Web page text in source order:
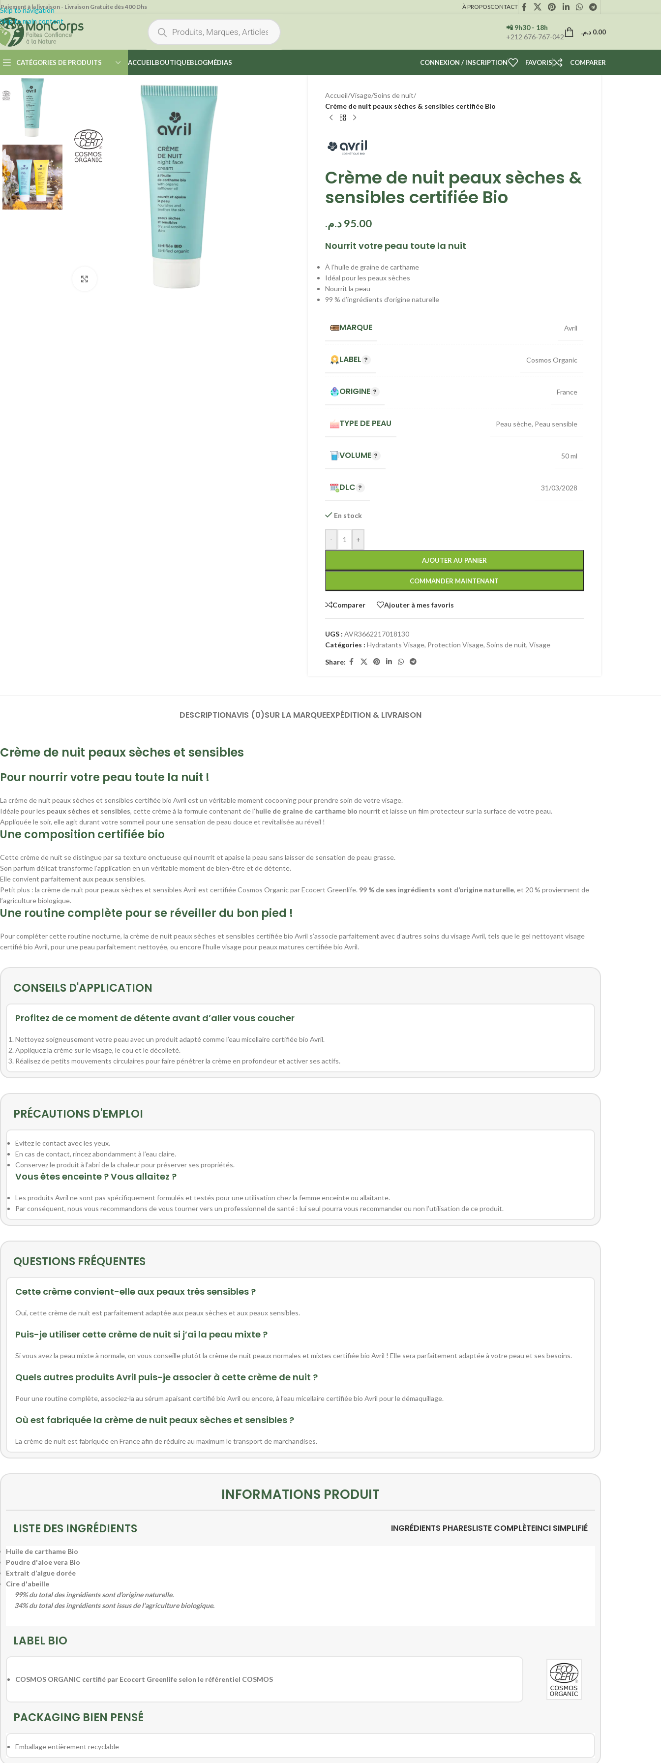
Skip to navigation
Skip to main content
Paiement à la livraison - Livraison Gratuite dès 400 Dhs À PROPOSCONTACT
📲 9h30 - 18h
+212 676-767-042
0.00 د.م.
CATÉGORIES DE PRODUITS ACCUEILBOUTIQUEBLOGMÉDIAS CONNEXION / INSCRIPTION FAVORIS COMPARER
Accueil/Visage/Soins de nuit/
Crème de nuit peaux sèches & sensibles certifiée Bio
Crème de nuit peaux sèches &
sensibles certifiée Bio
95.00د.م.
Nourrit votre peau toute la nuit
À l’huile de graine de carthame
Idéal pour les peaux sèches
Nourrit la peau
99 % d’ingrédients d’origine naturelle
MARQUE Avril
LABEL Cosmos Organic
ORIGINE France
TYPE DE PEAU Peau sèche, Peau sensible
VOLUME 50 ml
DLC 31/03/2028
En stock
- +
AJOUTER AU PANIER
COMMANDER MAINTENANT
Comparer Ajouter à mes favoris
UGS : AVR3662217018130
Catégories : Hydratants Visage, Protection Visage, Soins de nuit, Visage
Share:
DESCRIPTIONAVIS (0)SUR LA MARQUEEXPÉDITION & LIVRAISON
Crème de nuit peaux sèches et sensibles
Pour nourrir votre peau toute la nuit !
La crème de nuit peaux sèches et sensibles certifiée bio Avril est un véritable moment cocooning pour prendre soin de votre visage.
Idéale pour les peaux sèches et sensibles, cette crème à la formule contenant de l’huile de graine de carthame bio nourrit et laisse un film protecteur sur la surface de votre peau.
Appliquée le soir, elle agit durant votre sommeil pour une sensation de peau douce et revitalisée au réveil !
Une composition certifiée bio
Cette crème de nuit se distingue par sa texture onctueuse qui nourrit et apaise la peau sans laisser de sensation de peau grasse.
Son parfum délicat transforme l’application en un véritable moment de bien-être et de détente.
Elle convient parfaitement aux peaux sensibles.
Petit plus : la crème de nuit pour peaux sèches et sensibles Avril est certifiée Cosmos Organic par Ecocert Greenlife. 99 % de ses ingrédients sont d’origine naturelle, et 20 % proviennent de
l’agriculture biologique.
Une routine complète pour se réveiller du bon pied !
Pour compléter cette routine nocturne, la crème de nuit peaux sèches et sensibles certifiée bio Avril s’associe parfaitement avec d’autres soins du visage Avril, tels que le gel nettoyant visage
certifié bio Avril, pour une peau parfaitement nettoyée, ou encore l’huile visage pour peaux matures certifiée bio Avril.
CONSEILS D'APPLICATION
Profitez de ce moment de détente avant d’aller vous coucher
Nettoyez soigneusement votre peau avec un produit adapté comme l’eau micellaire certifiée bio Avril.
Appliquez la crème sur le visage, le cou et le décolleté.
Réalisez de petits mouvements circulaires pour faire pénétrer la crème en profondeur et activer ses actifs.
PRÉCAUTIONS D'EMPLOI
Évitez le contact avec les yeux.
En cas de contact, rincez abondamment à l’eau claire.
Conservez le produit à l’abri de la chaleur pour préserver ses propriétés.
Vous êtes enceinte ? Vous allaitez ?
Les produits Avril ne sont pas spécifiquement formulés et testés pour une utilisation chez la femme enceinte ou allaitante.
Par conséquent, nous vous recommandons de vous tourner vers un professionnel de santé : lui seul pourra vous recommander ou non l’utilisation de ce produit.
QUESTIONS FRÉQUENTES
Cette crème convient-elle aux peaux très sensibles ?
Oui, cette crème de nuit est parfaitement adaptée aux peaux sèches et aux peaux sensibles.
Puis-je utiliser cette crème de nuit si j’ai la peau mixte ?
Si vous avez la peau mixte à normale, on vous conseille plutôt la crème de nuit peaux normales et mixtes certifiée bio Avril ! Elle sera parfaitement adaptée à votre peau et ses besoins.
Quels autres produits Avril puis-je associer à cette crème de nuit ?
Pour une routine complète, associez-la au sérum apaisant certifié bio Avril ou encore, à l’eau micellaire certifiée bio Avril pour le démaquillage.
Où est fabriquée la crème de nuit peaux sèches et sensibles ?
La crème de nuit est fabriquée en France afin de réduire au maximum le transport de marchandises.
INFORMATIONS PRODUIT
LISTE DES INGRÉDIENTS INGRÉDIENTS PHARESLISTE COMPLÈTEINCI SIMPLIFIÉ
Huile de carthame Bio
Poudre d'aloe vera Bio
Extrait d’algue dorée
Cire d'abeille
99% du total des ingrédients sont d’origine naturelle.
34% du total des ingrédients sont issus de l’agriculture biologique.
LABEL BIO
COSMOS ORGANIC certifié par Ecocert Greenlife selon le référentiel COSMOS
PACKAGING BIEN PENSÉ
Emballage entièrement recyclable